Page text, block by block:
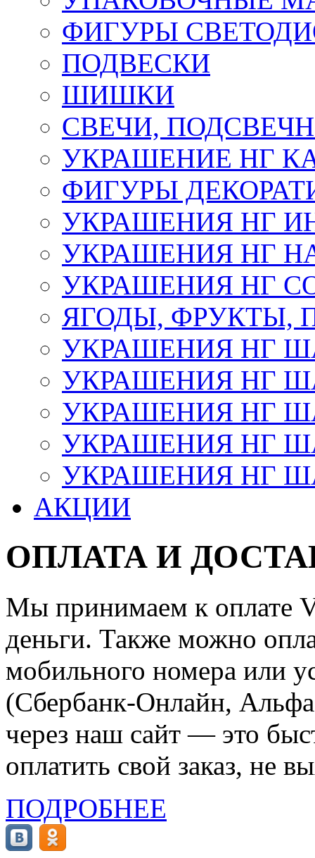
ФИГУРЫ
ПОДВЕСКИ
ШИШКИ
СВЕЧИ,
УКРАШЕНИЕ НГ
ФИГУРЫ
УКРАШЕНИЯ НГ
УКРАШЕНИЯ НГ
УКРАШЕНИЯ НГ
ЯГОДЫ, ФРУКТЫ,
УКРАШЕНИЯ НГ
УКРАШЕНИЯ НГ
УКРАШЕНИЯ НГ
УКРАШЕНИЯ НГ
УКРАШЕНИЯ НГ
АКЦИИ
ОПЛАТА И
Мы принимаем к оплате
деньги. Также можно
мобильного номера или
(Сбербанк-Онлайн,
через наш сайт — это
оплатить свой заказ, не
ПОДРОБНЕЕ